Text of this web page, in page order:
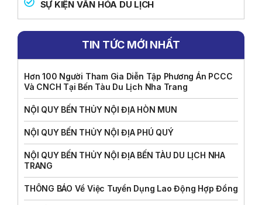
SỰ KIỆN VĂN HÓA DU LỊCH
TIN TỨC MỚI NHẤT
Hơn 100 Người Tham Gia Diễn Tập Phương Án PCCC
Và CNCH Tại Bến Tàu Du Lịch Nha Trang
NỘI QUY BẾN THỦY NỘI ĐỊA HÒN MUN
NỘI QUY BẾN THỦY NỘI ĐỊA PHÚ QUÝ
NỘI QUY BẾN THỦY NỘI ĐỊA BẾN TÀU DU LỊCH NHA
TRANG
THÔNG BÁO Về Việc Tuyển Dụng Lao Động Hợp Đồng